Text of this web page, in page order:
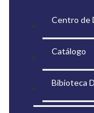
Centro de
Catálogo
Bibioteca